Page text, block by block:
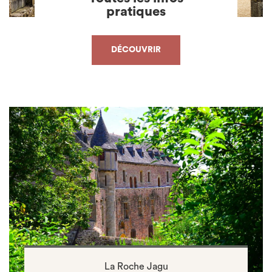
pratiques
DÉCOUVRIR
La Roche Jagu